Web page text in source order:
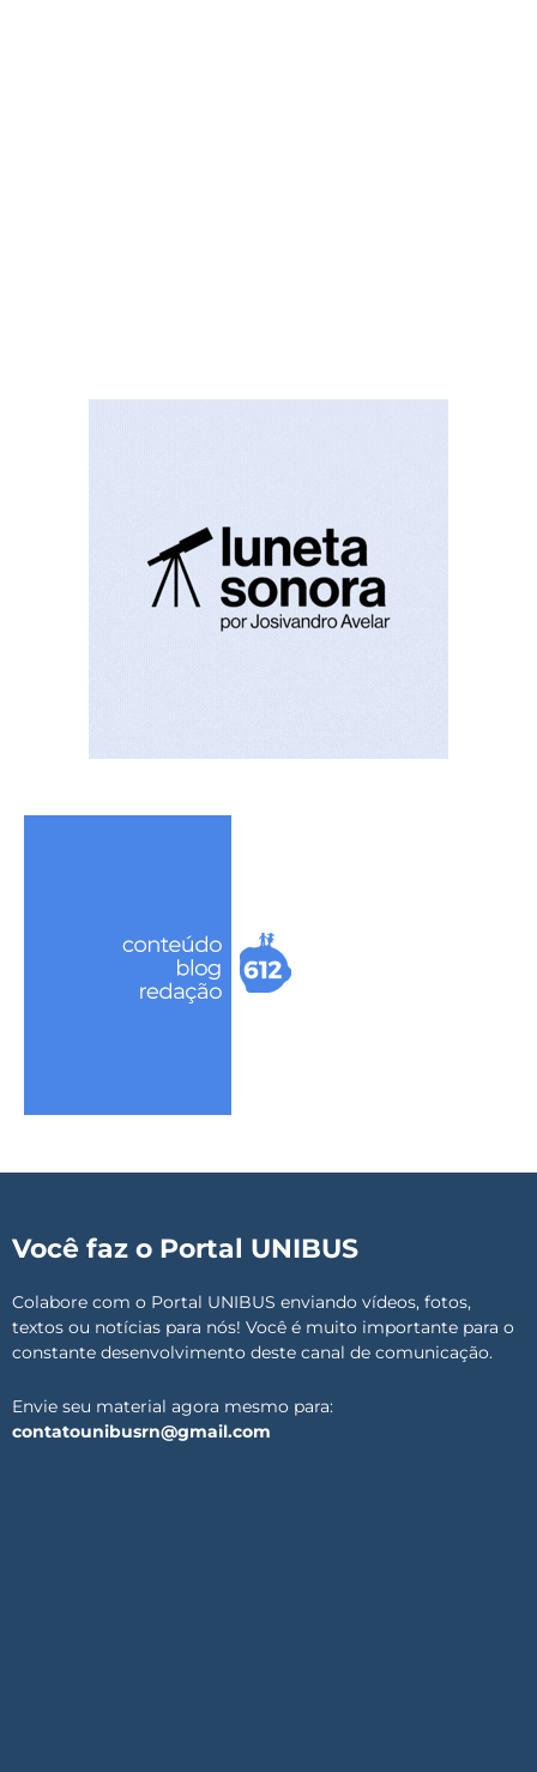
Você faz o Portal UNIBUS
Colabore com o Portal UNIBUS enviando vídeos, fotos,
textos ou notícias para nós! Você é muito importante para o
constante desenvolvimento deste canal de comunicação.
Envie seu material agora mesmo para:
contatounibusrn@gmail.com